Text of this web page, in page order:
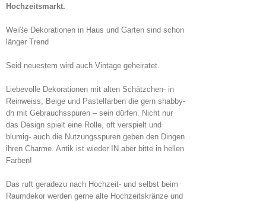
Hochzeitsmarkt.
Weiße Dekorationen in Haus und Garten sind schon
länger Trend
Seid neuestem wird auch Vintage geheiratet.
Liebevolle Dekorationen mit alten Schätzchen- in
Reinweiss, Beige und Pastelfarben die gern shabby-
dh mit Gebrauchsspuren – sein dürfen. Nicht nur
das Design spielt eine Rolle, oft verspielt und
blumig- auch die Nutzungsspuren geben den Dingen
ihren Charme. Antik ist wieder IN aber bitte in hellen
Farben!
Das ruft geradezu nach Hochzeit- und selbst beim
Raumdekor werden gerne alte Hochzeitskränze und